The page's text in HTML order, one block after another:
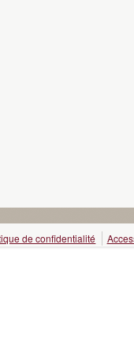
de confidentialité